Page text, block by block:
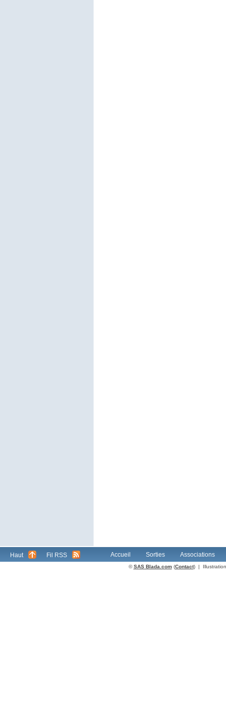
Haut Fil RSS Accueil Sorties Associations
©SAS Blada.com(Contact) |